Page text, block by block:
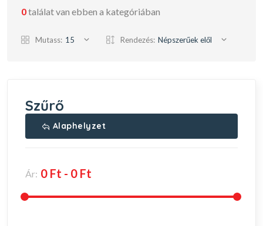
0találat van ebben a kategóriában
Mutass: 15 Rendezés: Népszerűek elől
Szűrő
Alaphelyzet
Ár: